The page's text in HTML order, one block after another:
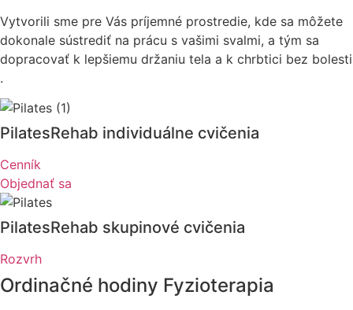
Vytvorili sme pre Vás príjemné prostredie, kde sa môžete
dokonale sústrediť na prácu s vašimi svalmi, a tým sa
dopracovať k lepšiemu držaniu tela a k chrbtici bez bolesti
.
PilatesRehab individuálne cvičenia
Cenník
Objednať sa
PilatesRehab skupinové cvičenia
Rozvrh
Ordinačné hodiny Fyzioterapia